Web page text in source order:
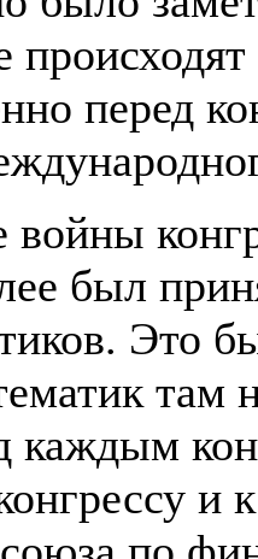
перед
был
Это
там
каждым